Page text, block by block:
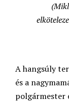
A hangsúly
és a
polgármester